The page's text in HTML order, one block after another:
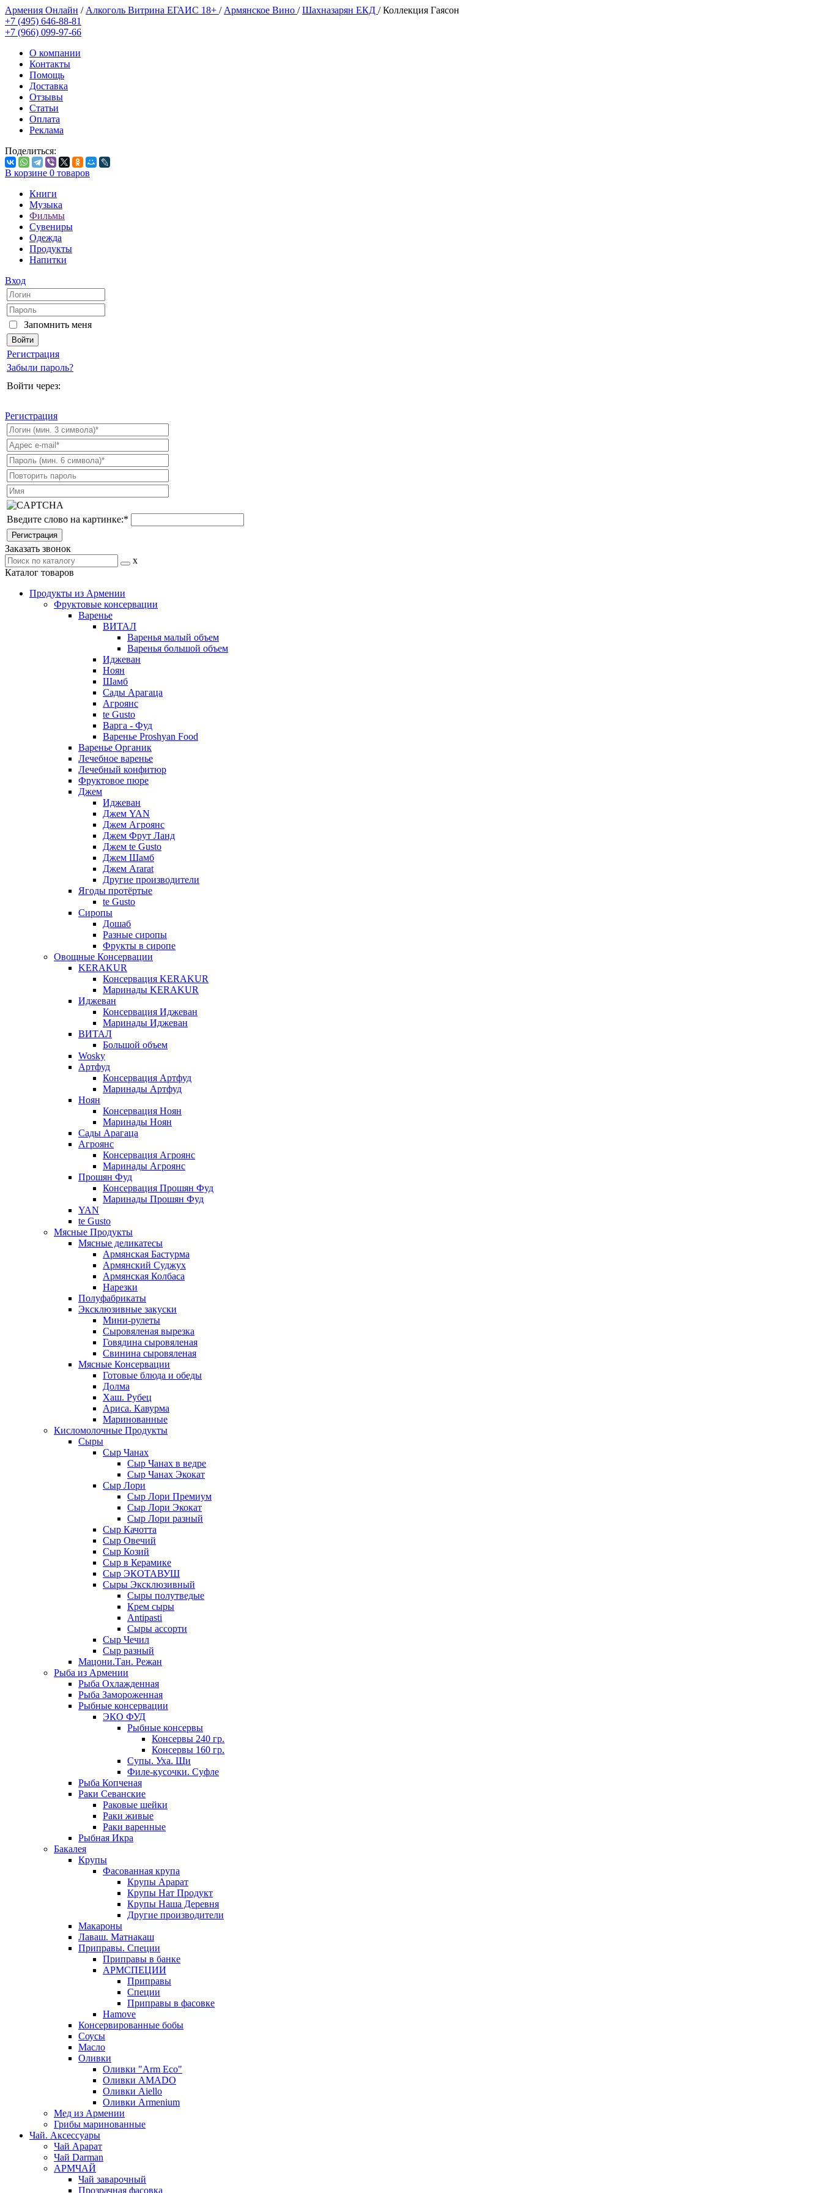
Армения Онлайн / Алкоголь Витрина ЕГАИС 18+ / Армянское Вино /Шахназарян ЕКД /Коллекция Гаясон
+7 (495) 646-88-81
+7 (966) 099-97-66
О компании
Контакты
Помощь
Доставка
Отзывы
Статьи
Оплата
Реклама
Поделиться:
В корзине 0 товаров
Книги
Музыка
Фильмы
Сувениры
Одежда
Продукты
Напитки
Вход
Запомнить меня
Регистрация
Забыли пароль?
Войти через:
Регистрация
Введите слово на картинке:*
Заказать звонок
x
Каталог товаров
Продукты из Армении
Фруктовые консервации
Варенье
ВИТАЛ
Варенья малый объем
Варенья большой объем
Иджеван
Ноян
Шамб
Сады Арагаца
Агроянс
te Gusto
Варга - Фуд
Варенье Proshyan Food
Варенье Органик
Лечебное варенье
Лечебный конфитюр
Фруктовое пюре
Джем
Иджеван
Джем YAN
Джем Агроянс
Джем Фрут Ланд
Джем te Gusto
Джем Шамб
Джем Ararat
Другие производители
Ягоды протёртые
te Gusto
Сиропы
Дошаб
Разные сиропы
Фрукты в сиропе
Овощные Консервации
KERAKUR
Консервация KERAKUR
Маринады KERAKUR
Иджеван
Консервация Иджеван
Маринады Иджеван
ВИТАЛ
Большой объем
Wosky
Артфуд
Консервация Артфуд
Маринады Артфуд
Ноян
Консервация Ноян
Маринады Ноян
Сады Арагаца
Агроянс
Консервация Агроянс
Маринады Агроянс
Прошян Фуд
Консервация Прошян Фуд
Маринады Прошян Фуд
YAN
te Gusto
Мясные Продукты
Мясные деликатесы
Армянская Бастурма
Армянский Суджух
Армянская Колбаса
Нарезки
Полуфабрикаты
Эксклюзивные закуски
Мини-рулеты
Сыровяленая вырезка
Говядина сыровяленая
Свинина сыровяленая
Мясные Консервации
Готовые блюда и обеды
Долма
Хаш. Рубец
Ариса. Кавурма
Маринованные
Кисломолочные Продукты
Сыры
Сыр Чанах
Сыр Чанах в ведре
Сыр Чанах Экокат
Сыр Лори
Сыр Лори Премиум
Сыр Лори Экокат
Сыр Лори разный
Сыр Качотта
Сыр Овечий
Сыр Козий
Сыр в Керамике
Сыр ЭКОТАВУШ
Сыры Эксклюзивный
Сыры полутведые
Крем сыры
Antipasti
Сыры ассорти
Сыр Чечил
Сыр разный
Мацони.Тан. Режан
Рыба из Армении
Рыба Охлажденная
Рыба Замороженная
Рыбные консервации
ЭКО ФУД
Рыбные консервы
Консервы 240 гр.
Консервы 160 гр.
Супы. Уха. Щи
Филе-кусочки. Суфле
Рыба Копченая
Раки Севанские
Раковые шейки
Раки живые
Раки варенные
Рыбная Икра
Бакалея
Крупы
Фасованная крупа
Крупы Арарат
Крупы Нат Продукт
Крупы Наша Деревня
Другие производители
Макароны
Лаваш. Матнакаш
Приправы. Специи
Приправы в банке
АРМСПЕЦИИ
Приправы
Специи
Приправы в фасовке
Hamove
Консервированные бобы
Соусы
Масло
Оливки
Оливки "Arm Eco"
Оливки AMADO
Оливки Aiello
Оливки Armenium
Мед из Армении
Грибы маринованные
Чай. Аксессуары
Чай Арарат
Чай Darman
АРМЧАЙ
Чай заварочный
Прозрачная фасовка